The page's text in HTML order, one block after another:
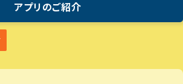
アプリのご紹介